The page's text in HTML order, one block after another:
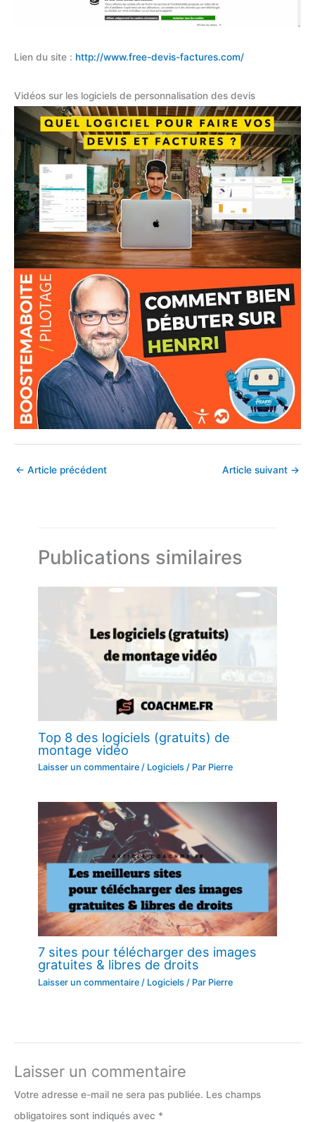
Lien du site : http://www.free-devis-factures.com/
Vidéos sur les logiciels de personnalisation des devis
← Article précédent Article suivant →
Publications similaires
Top 8 des logiciels (gratuits) de
montage vidéo
Laisser un commentaire / Logiciels / Par Pierre
7 sites pour télécharger des images
gratuites & libres de droits
Laisser un commentaire / Logiciels / Par Pierre
Laisser un commentaire
Votre adresse e-mail ne sera pas publiée. Les champs
obligatoires sont indiqués avec *